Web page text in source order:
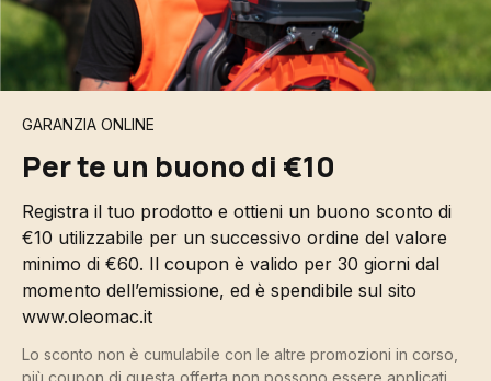
GARANZIA ONLINE
Per te un buono di €10
Registra il tuo prodotto e ottieni un buono sconto di
€10 utilizzabile per un successivo ordine del valore
minimo di €60. Il coupon è valido per 30 giorni dal
momento dell’emissione, ed è spendibile sul sito
www.oleomac.it
Lo sconto non è cumulabile con le altre promozioni in corso,
più coupon di questa offerta non possono essere applicati